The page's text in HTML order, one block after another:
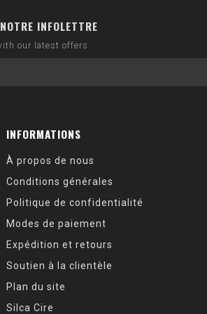
INFOLETTRE
our latest offers
INFORMATIONS
À propos de nous
Conditions générales
Politique de confidentialité
Modes de paiement
Expédition et retours
Soutien à la clientèle
Plan du site
Silca Cire